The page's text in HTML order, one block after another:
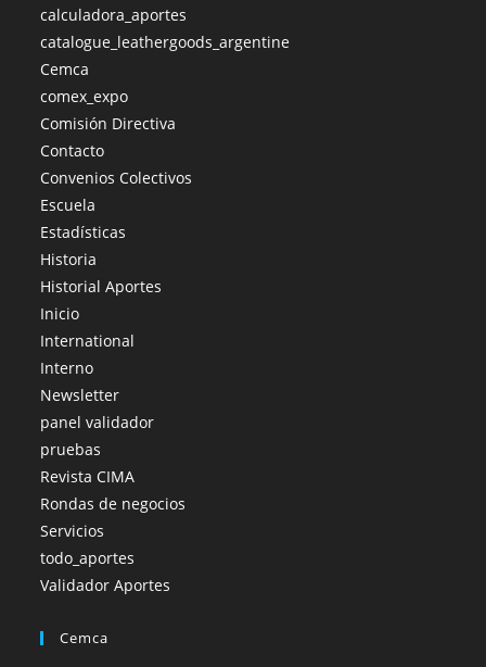
calculadora_aportes
catalogue_leathergoods_argentine
Cemca
comex_expo
Comisión Directiva
Contacto
Convenios Colectivos
Escuela
Estadísticas
Historia
Historial Aportes
Inicio
International
Interno
Newsletter
panel validador
pruebas
Revista CIMA
Rondas de negocios
Servicios
todo_aportes
Validador Aportes
Cemca